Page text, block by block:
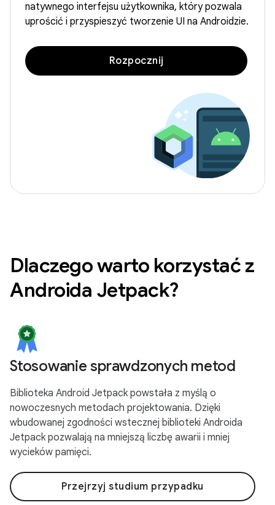
natywnego interfejsu użytkownika, który pozwala
uprościć i przyspieszyć tworzenie UI na Androidzie.
Rozpocznij
Dlaczego warto korzystać z
Androida Jetpack?
Stosowanie sprawdzonych metod
Biblioteka Android Jetpack powstała z myślą o
nowoczesnych metodach projektowania. Dzięki
wbudowanej zgodności wstecznej biblioteki Androida
Jetpack pozwalają na mniejszą liczbę awarii i mniej
wycieków pamięci.
Przejrzyj studium przypadku